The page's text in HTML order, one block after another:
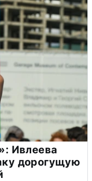
Ивлеева
дорогущую